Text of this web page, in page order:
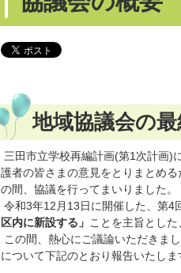
地域協議会の
三田市立学校再編計画(第1次計画)
護者の皆さまの意見をとりまとめ
の間、協議を行ってまいりました。
令和3年12月13日に開催した、第4
区内に新設する」 ことを主旨とした
この間、熱心にご議論いただきま
について下記のとおり報告いたしま